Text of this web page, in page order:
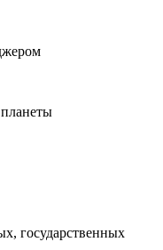
государственных